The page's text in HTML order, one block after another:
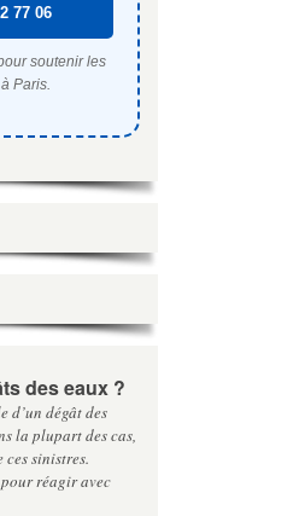
77 06
soutenir les
Paris.
des eaux ?
d’un dégât des
la plupart des cas,
sinistres.
réagir avec